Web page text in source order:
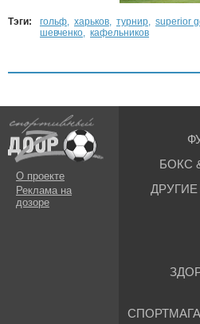
Тэги: гольф, харьков, турнир, superior
шевченко, кафельников
О проекте
Реклама на
дозоре
БОКС